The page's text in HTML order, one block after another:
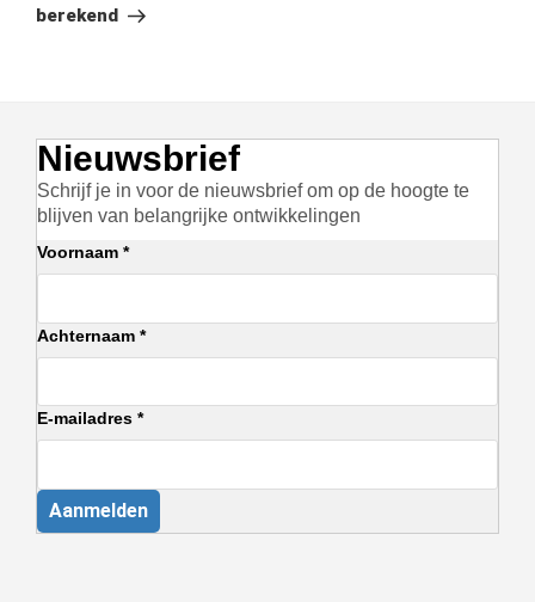
berekend
Nieuwsbrief
Schrijf je in voor de nieuwsbrief om op de hoogte te
blijven van belangrijke ontwikkelingen
Voornaam *
Achternaam *
E-mailadres *
Aanmelden